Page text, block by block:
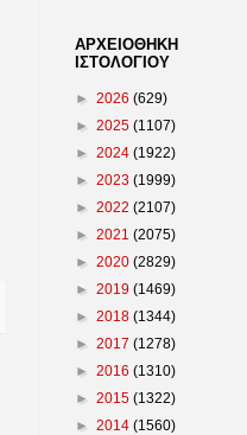
ΑΡΧΕΙΟΘΗΚΗ
ΙΣΤΟΛΟΓΙΟΥ
► 2026 (629)
► 2025 (1107)
► 2024 (1922)
► 2023 (1999)
► 2022 (2107)
► 2021 (2075)
► 2020 (2829)
► 2019 (1469)
► 2018 (1344)
► 2017 (1278)
► 2016 (1310)
► 2015 (1322)
► 2014 (1560)